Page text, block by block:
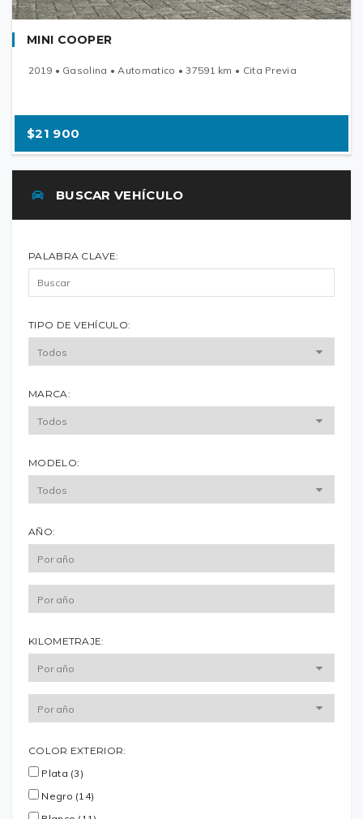
MINI COOPER
2019 • Gasolina • Automatico • 37591 km • Cita Previa
$21 900
BUSCAR VEHÍCULO
PALABRA CLAVE:
TIPO DE VEHÍCULO:
MARCA:
MODELO:
AÑO:
KILOMETRAJE:
COLOR EXTERIOR:
Plata (3)
Negro (14)